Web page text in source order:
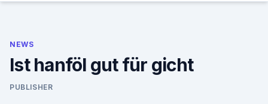
NEWS
Ist hanföl gut für gicht
PUBLISHER